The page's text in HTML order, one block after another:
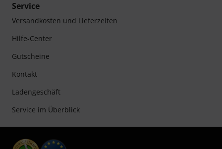
Service
Versandkosten und Lieferzeiten
Hilfe-Center
Gutscheine
Kontakt
Ladengeschäft
Service im Überblick